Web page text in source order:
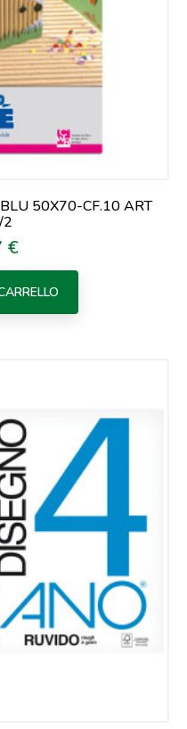
50X70-CF.10 ART
€